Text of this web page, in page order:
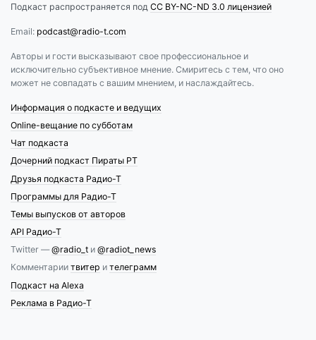
Подкаст распространяется под CC BY-NC-ND 3.0 лицензией
Email: podcast@radio-t.com
Авторы и гости высказывают свое профессиональное и
исключительно субъективное мнение. Смиритесь с тем, что оно
может не совпадать с вашим мнением, и наслаждайтесь.
Информация о подкасте и ведущих
Online-вещание по субботам
Чат подкаста
Дочерний подкаст Пираты РТ
Друзья подкаста Радио-Т
Программы для Радио-Т
Темы выпусков от авторов
API Радио-Т
Twitter —@radio_t и @radiot_news
Комментарии твитер и телеграмм
Подкаст на Alexa
Реклама в Радио-Т